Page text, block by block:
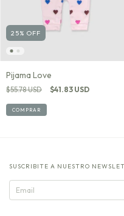
25% OFF
Pijama Love
$55.78 USD $41.83 USD
COMPRAR
SUSCRIBITE A NUESTRO